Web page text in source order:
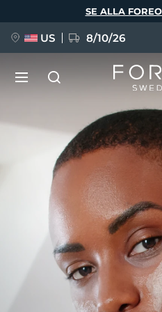
SE ALLA
US 8/10/26
NYHET
FAQ™ Pure Beauty-Tech
BREAKING NEWS
issa™ Teeth Whitening
Språk
English Deutsch
Français
Italiano
Svenska
Türkçe
简体中文